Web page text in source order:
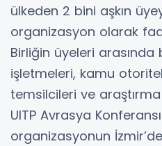
ülkeden 2 bini aşkın
organizasyon olarak
Birliğin üyeleri arasında
işletmeleri, kamu
temsilcileri ve araştırma
UITP Avrasya
organizasyonun